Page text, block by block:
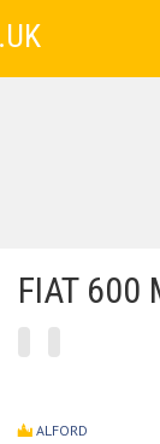
FIAT 600
ALFORD